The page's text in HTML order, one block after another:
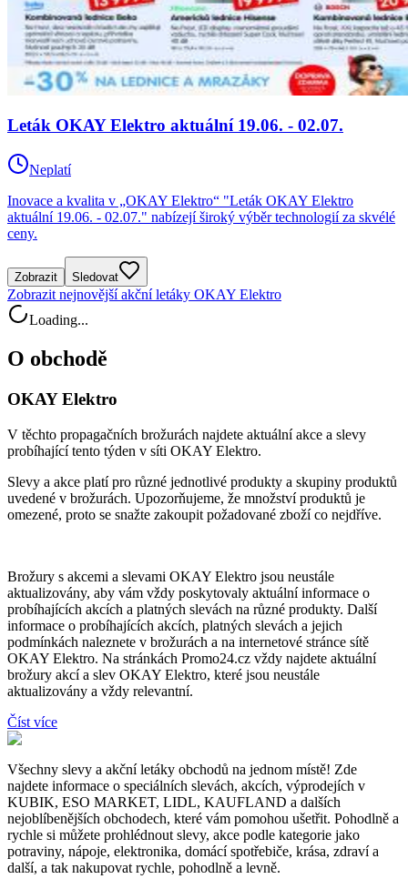
Leták OKAY Elektro aktuální 19.06. - 02.07.
Neplatí
Inovace a kvalita v „OKAY Elektro“ "Leták OKAY Elektro
aktuální 19.06. - 02.07." nabízejí široký výběr technologií za skvélé
ceny.
Zobrazit Sledovat
Zobrazit nejnovější akční letáky OKAY Elektro
Loading...
O obchodě
OKAY Elektro
V těchto propagačních brožurách najdete aktuální akce a slevy
probíhající tento týden v síti OKAY Elektro.
Slevy a akce platí pro různé jednotlivé produkty a skupiny produktů
uvedené v brožurách. Upozorňujeme, že množství produktů je
omezené, proto se snažte zakoupit požadované zboží co nejdříve.
Brožury s akcemi a slevami OKAY Elektro jsou neustále
aktualizovány, aby vám vždy poskytovaly aktuální informace o
probíhajících akcích a platných slevách na různé produkty. Další
informace o probíhajících akcích, platných slevách a jejich
podmínkách naleznete v brožurách a na internetové stránce sítě
OKAY Elektro. Na stránkách Promo24.cz vždy najdete aktuální
brožury akcí a slev OKAY Elektro, které jsou neustále
aktualizovány a vždy relevantní.
Číst více
Všechny slevy a akční letáky obchodů na jednom místě! Zde
najdete informace o speciálních slevách, akcích, výprodejích v
KUBIK, ESO MARKET, LIDL, KAUFLAND a dalších
nejoblíbenějších obchodech, které vám pomohou ušetřit. Pohodlně a
rychle si můžete prohlédnout slevy, akce podle kategorie jako
potraviny, nápoje, elektronika, domácí spotřebiče, krása, zdraví a
další, a tak nakupovat rychle, pohodlně a levně.